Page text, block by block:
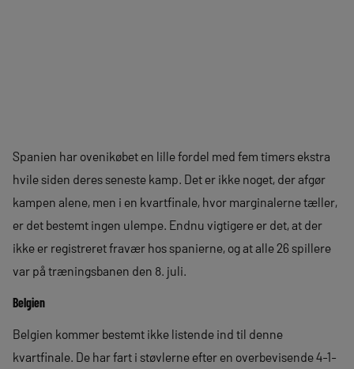
Spanien har ovenikøbet en lille fordel med fem timers ekstra
hvile siden deres seneste kamp. Det er ikke noget, der afgør
kampen alene, men i en kvartfinale, hvor marginalerne tæller,
er det bestemt ingen ulempe. Endnu vigtigere er det, at der
ikke er registreret fravær hos spanierne, og at alle 26 spillere
var på træningsbanen den 8. juli.
Belgien
Belgien kommer bestemt ikke listende ind til denne
kvartfinale. De har fart i støvlerne efter en overbevisende 4-1-